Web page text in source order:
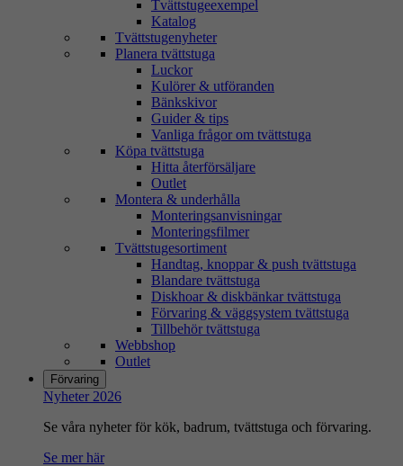
Tvättstugeexempel
Katalog
Tvättstugenyheter
Planera tvättstuga
Luckor
Kulörer & utföranden
Bänkskivor
Guider & tips
Vanliga frågor om tvättstuga
Köpa tvättstuga
Hitta återförsäljare
Outlet
Montera & underhålla
Monteringsanvisningar
Monteringsfilmer
Tvättstugesortiment
Handtag, knoppar & push tvättstuga
Blandare tvättstuga
Diskhoar & diskbänkar tvättstuga
Förvaring & väggsystem tvättstuga
Tillbehör tvättstuga
Webbshop
Outlet
Förvaring
Nyheter 2026
Se våra nyheter för kök, badrum, tvättstuga och förvaring.
Se mer här